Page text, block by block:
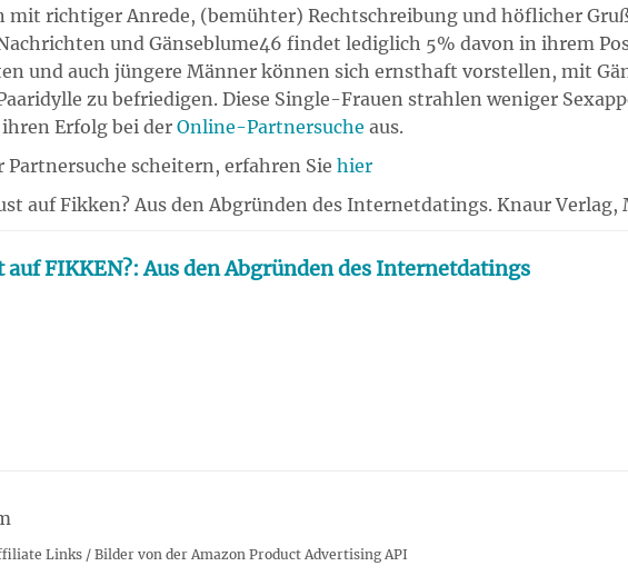
mit richtiger Anrede, (bemühter) Rechtschreibung und höflicher
und Gänseblume46 findet lediglich 5% davon in ihrem
und auch jüngere Männer können sich ernsthaft vorstellen, mit
zu befriedigen. Diese Single-Frauen strahlen weniger
Erfolg bei der Online-Partnersuche aus.
Partnersuche scheitern, erfahren Sie hier
auf Fikken? Aus den Abgründen des Internetdatings. Knaur Verlag,
auf FIKKEN?: Aus den Abgründen des Internetdatings
Links / Bilder von der Amazon Product Advertising API